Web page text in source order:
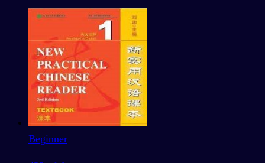
Beginner